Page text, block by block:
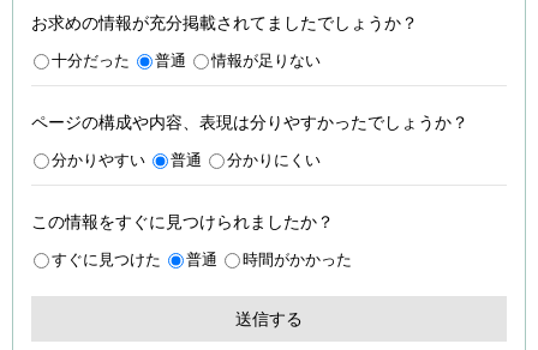
お求めの情報が充分掲載されてましたでしょうか？
十分だった 普通 情報が足りない
ページの構成や内容、表現は分りやすかったでしょうか？
分かりやすい 普通 分かりにくい
この情報をすぐに見つけられましたか？
すぐに見つけた 普通 時間がかかった